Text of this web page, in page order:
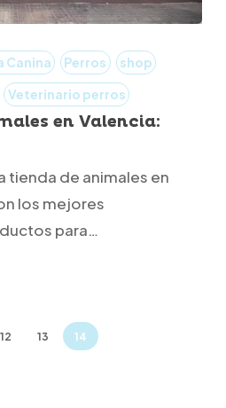
Canina Perros
shop
Veterinario perros
en Valencia:
tienda de animales en
los mejores
para…
12 13 14